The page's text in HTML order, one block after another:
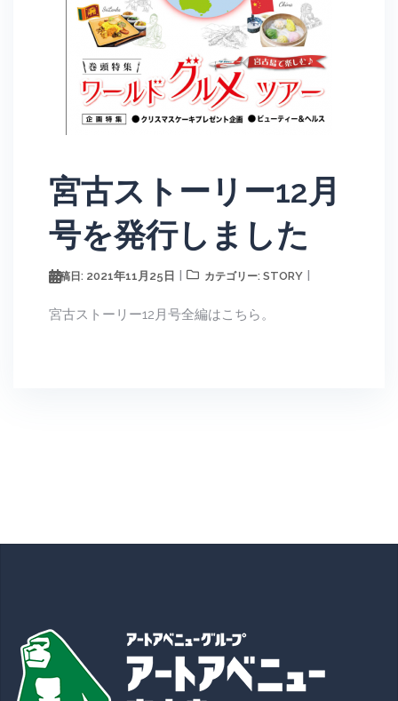
宮古ストーリー12月
号を発行しました
投稿日: 2021年11月25日 カテゴリー: STORY
宮古ストーリー12月号全編はこちら。